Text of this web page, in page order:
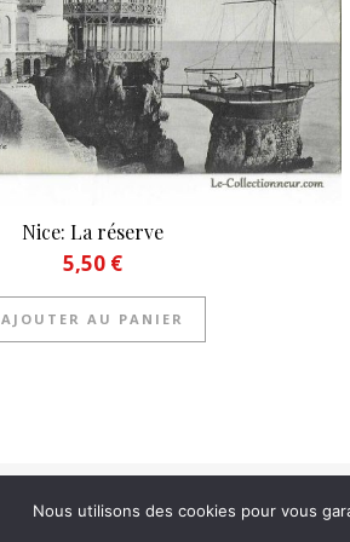
Nice: La réserve
5,50 €
AJOUTER AU PANIER
Nous utilisons des cookies pour vous